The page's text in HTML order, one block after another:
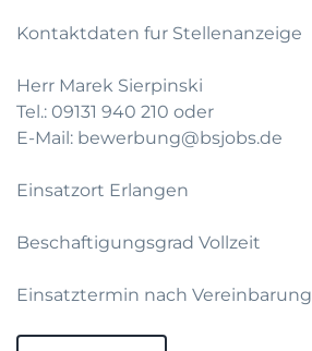
Kontaktdaten fur Stellenanzeige
Herr Marek Sierpinski
Tel.: 09131 940 210 oder
E-Mail: bewerbung@bsjobs.de
Einsatzort Erlangen
Beschaftigungsgrad Vollzeit
Einsatztermin nach Vereinbarung